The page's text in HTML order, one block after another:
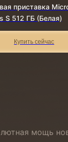
приставка
S 512 ГБ (Белая)
Купить сейчас
мощь